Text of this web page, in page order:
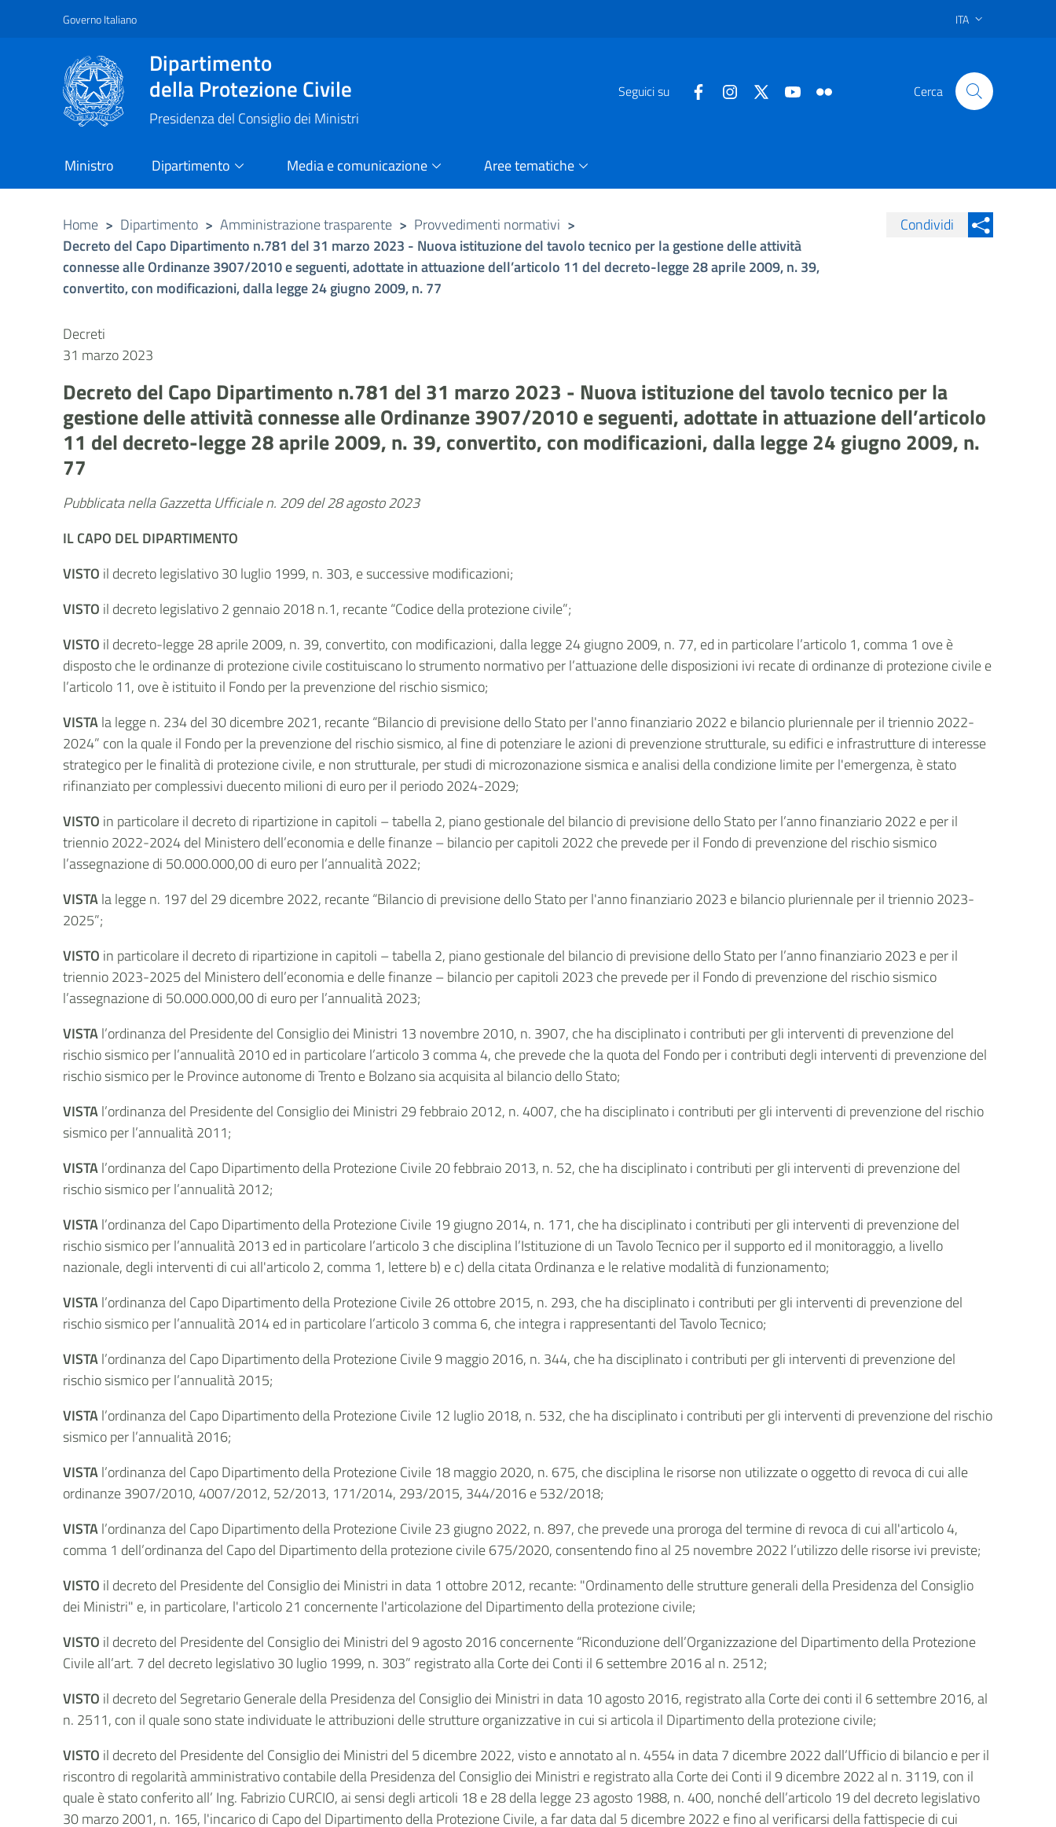
Vai al contenuto principale
Raggiungi il piè di pagina
Governo Italiano ITA
Dipartimento
della Protezione Civile
Presidenza del Consiglio dei Ministri
Seguici su Cerca
Ministro Dipartimento Media e comunicazione Aree tematiche
Home > Dipartimento > Amministrazione trasparente > Provvedimenti normativi >
Decreto del Capo Dipartimento n.781 del 31 marzo 2023 - Nuova istituzione del tavolo tecnico per la gestione delle attività
connesse alle Ordinanze 3907/2010 e seguenti, adottate in attuazione dell’articolo 11 del decreto-legge 28 aprile 2009, n. 39,
convertito, con modificazioni, dalla legge 24 giugno 2009, n. 77
Condividi
Decreti
31 marzo 2023
Decreto del Capo Dipartimento n.781 del 31 marzo 2023 - Nuova istituzione del tavolo tecnico per la
gestione delle attività connesse alle Ordinanze 3907/2010 e seguenti, adottate in attuazione dell’articolo
11 del decreto-legge 28 aprile 2009, n. 39, convertito, con modificazioni, dalla legge 24 giugno 2009, n.
77
Pubblicata nella Gazzetta Ufficiale n. 209 del 28 agosto 2023
IL CAPO DEL DIPARTIMENTO
VISTO il decreto legislativo 30 luglio 1999, n. 303, e successive modificazioni;
VISTO il decreto legislativo 2 gennaio 2018 n.1, recante“Codice della protezione civile”;
VISTO il decreto-legge 28 aprile 2009, n. 39, convertito, con modificazioni, dalla legge 24 giugno 2009, n. 77, ed in particolare l’articolo 1, comma 1 ove è
disposto che le ordinanze di protezione civile costituiscano lo strumento normativo per l’attuazione delle disposizioni ivi recate di ordinanze di protezione civile e
l’articolo 11, ove è istituito il Fondo per la prevenzione del rischio sismico;
VISTAla legge n. 234 del 30 dicembre 2021, recante “Bilancio di previsione dello Stato per l'anno finanziario 2022 e bilancio pluriennale per il triennio 2022-
2024” con la quale il Fondo per la prevenzione del rischio sismico, al fine di potenziare le azioni di prevenzione strutturale, su edifici e infrastrutture di interesse
strategico per le finalità di protezione civile, e non strutturale, per studi di microzonazione sismica e analisi della condizione limite per l'emergenza, è stato
rifinanziato per complessivi duecento milioni di euro per il periodo 2024-2029;
VISTO in particolare il decreto di ripartizione in capitoli – tabella 2, piano gestionale del bilancio di previsione dello Stato per l’anno finanziario 2022 e per il
triennio 2022-2024 del Ministero dell’economia e delle finanze – bilancio per capitoli 2022 che prevede per il Fondo di prevenzione del rischio sismico
l’assegnazione di 50.000.000,00 di euro per l’annualità 2022;
VISTAla legge n. 197 del 29 dicembre 2022, recante “Bilancio di previsione dello Stato per l'anno finanziario 2023 e bilancio pluriennale per il triennio 2023-
2025”;
VISTO in particolare il decreto di ripartizione in capitoli – tabella 2, piano gestionale del bilancio di previsione dello Stato per l’anno finanziario 2023 e per il
triennio 2023-2025 del Ministero dell’economia e delle finanze – bilancio per capitoli 2023 che prevede per il Fondo di prevenzione del rischio sismico
l’assegnazione di 50.000.000,00 di euro per l’annualità 2023;
VISTAl’ordinanza del Presidente del Consiglio dei Ministri 13 novembre 2010, n. 3907, che ha disciplinato i contributi per gli interventi di prevenzionedel
rischio sismico per l’annualità 2010 ed in particolare l’articolo 3 comma 4, che prevede che la quota del Fondo per i contributi degli interventi di prevenzione del
rischio sismico per le Province autonome di Trento e Bolzano sia acquisita al bilancio dello Stato;
VISTAl’ordinanza del Presidente del Consigliodei Ministri 29 febbraio 2012, n. 4007, che ha disciplinato i contributi per gli interventi di prevenzione del rischio
sismico per l’annualità 2011;
VISTAl’ordinanza del Capo Dipartimento dellaProtezioneCivile 20 febbraio 2013, n. 52, che ha disciplinato i contributi per gli interventi di prevenzione del
rischio sismico per l’annualità 2012;
VISTAl’ordinanza del Capo Dipartimento della Protezione Civile 19 giugno 2014, n. 171, che ha disciplinato i contributi per gli interventi di prevenzione del
rischio sismico per l’annualità 2013 ed in particolare l’articolo 3 che disciplinal’Istituzione di un Tavolo Tecnico per il supporto ed il monitoraggio, a livello
nazionale, degli interventi di cui all'articolo 2, comma 1, lettere b) e c) della citata Ordinanza e le relative modalità di funzionamento;
VISTAl’ordinanza del Capo Dipartimento della Protezione Civile 26 ottobre 2015, n. 293, che ha disciplinato i contributi per gli interventi di prevenzione del
rischio sismico per l’annualità 2014 ed in particolare l’articolo 3 comma 6, che integra i rappresentanti del Tavolo Tecnico;
VISTAl’ordinanza del Capo Dipartimento della Protezione Civile 9 maggio 2016, n. 344, che ha disciplinato i contributi per gli interventi di prevenzione del
rischio sismico per l’annualità 2015;
VISTAl’ordinanza del Capo Dipartimento della Protezione Civile 12 luglio 2018, n. 532, che ha disciplinato i contributi per gli interventi di prevenzione del rischio
sismico per l’annualità 2016;
VISTAl’ordinanza del Capo Dipartimento della Protezione Civile 18 maggio 2020, n. 675, che disciplina le risorse non utilizzate o oggetto di revoca di cui alle
ordinanze 3907/2010, 4007/2012, 52/2013, 171/2014, 293/2015, 344/2016 e 532/2018;
VISTAl’ordinanza del Capo Dipartimento della Protezione Civile 23 giugno 2022, n. 897, che prevede una proroga del termine di revoca di cui all'articolo 4,
comma 1 dell’ordinanza del Capo del Dipartimento della protezione civile 675/2020, consentendo fino al 25 novembre 2022 l’utilizzo delle risorse ivi previste;
VISTO il decreto del Presidentedel Consiglio dei Ministri in data 1 ottobre 2012, recante: "Ordinamento delle strutture generali della Presidenza del Consiglio
dei Ministri" e, in particolare, l'articolo 21 concernente l'articolazione del Dipartimento della protezione civile;
VISTO il decreto del Presidentedel Consiglio dei Ministri del 9 agosto 2016 concernente “Riconduzione dell’Organizzazione del Dipartimento della Protezione
Civile all’art. 7 del decreto legislativo 30 luglio 1999, n. 303” registrato alla Corte dei Conti il 6 settembre 2016 al n. 2512;
VISTO il decreto del SegretarioGenerale della Presidenza del Consiglio dei Ministri in data 10 agosto 2016, registrato alla Corte dei conti il 6 settembre 2016, al
n. 2511, con il quale sono state individuate le attribuzioni delle strutture organizzative in cui si articola il Dipartimento della protezione civile;
VISTO il decreto del Presidente del Consiglio dei Ministri del 5 dicembre 2022, visto e annotato al n. 4554 in data 7 dicembre 2022 dall’Ufficio di bilancio e per il
riscontro di regolarità amministrativo contabile della Presidenza del Consiglio dei Ministri e registrato alla Corte dei Conti il 9 dicembre 2022 al n. 3119, con il
quale è stato conferito all’ Ing. Fabrizio CURCIO, ai sensi degli articoli 18 e 28 della legge 23 agosto 1988, n. 400, nonché dell’articolo 19 del decreto legislativo
30 marzo 2001, n. 165, l'incarico di Capo del Dipartimento della Protezione Civile, a far data dal 5 dicembre 2022 e fino al verificarsi della fattispecie di cui